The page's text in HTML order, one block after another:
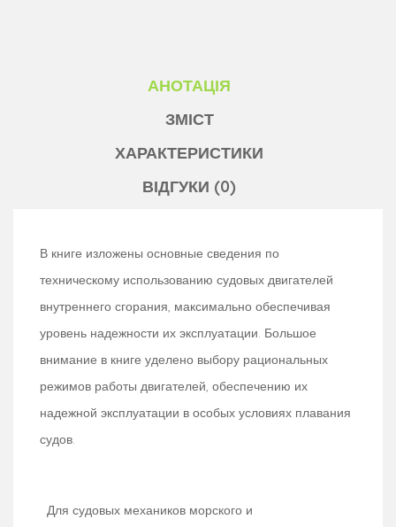
АНОТАЦІЯ
ЗМІСТ
ХАРАКТЕРИСТИКИ
ВІДГУКИ (0)
В книге изложены основные сведения по
техническому использо­ванию судовых двигателей
внутреннего сгорания, максимально обеспе­чивая
уровень надежности их эксплуатации. Большое
внимание в книге уделено выбору рациональных
режимов работы двигателей, обеспече­нию их
надежной эксплуатации в особых условиях плавания
судов.
Для судовых механиков морского и